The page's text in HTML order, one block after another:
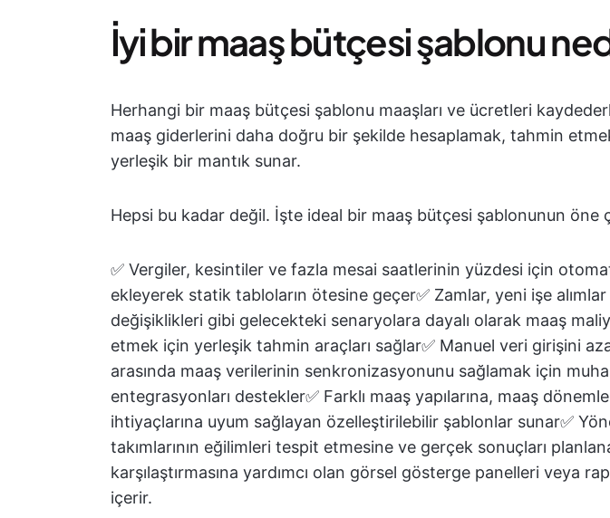
İyi bir maaş bütçesi şablonu
Herhangi bir maaş bütçesi şablonu maaşları ve ücretleri
maaş giderlerini daha doğru bir şekilde hesaplamak, tahmin
yerleşik bir mantık sunar.
Hepsi bu kadar değil. İşte ideal bir maaş bütçesi şablonunun öne
✅ Vergiler, kesintiler ve fazla mesai saatlerinin yüzdesi için
ekleyerek statik tabloların ötesine geçer✅ Zamlar, yeni işe
değişiklikleri gibi gelecekteki senaryolara dayalı olarak maaş
etmek için yerleşik tahmin araçları sağlar✅ Manuel veri girişini
arasında maaş verilerinin senkronizasyonunu sağlamak için
entegrasyonları destekler✅ Farklı maaş yapılarına, maaş
ihtiyaçlarına uyum sağlayan özelleştirilebilir şablonlar sunar✅
takımlarının eğilimleri tespit etmesine ve gerçek sonuçları
karşılaştırmasına yardımcı olan görsel gösterge panelleri veya
içerir.